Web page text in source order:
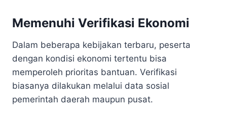
Memenuhi Verifikasi Ekonomi
Dalam beberapa kebijakan terbaru, peserta
dengan kondisi ekonomi tertentu bisa
memperoleh prioritas bantuan. Verifikasi
biasanya dilakukan melalui data sosial
pemerintah daerah maupun pusat.